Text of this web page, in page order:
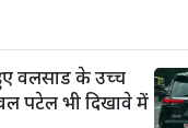
वलसाड के उच्च
पटेल भी दिखावे में